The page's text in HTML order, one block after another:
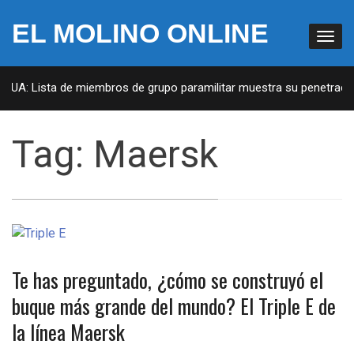
EL MOLINO ONLINE
Lista de miembros de grupo paramilitar muestra su
Tag: Maersk
Te has preguntado, ¿cómo se construyó el
buque más grande del mundo? El Triple E de
la línea Maersk